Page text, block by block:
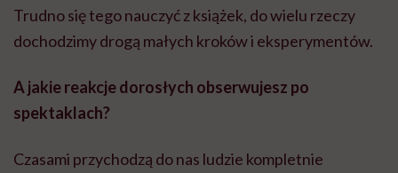
Trudno się tego nauczyć z książek, do wielu rzeczy
dochodzimy drogą małych kroków i eksperymentów.
A jakie reakcje dorosłych obserwujesz po
spektaklach?
Czasami przychodzą do nas ludzie kompletnie